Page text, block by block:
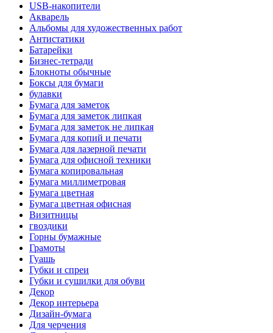
USB-накопители
Акварель
Альбомы для художественных работ
Антистатики
Батарейки
Бизнес-тетради
Блокноты обычные
Боксы для бумаги
булавки
Бумага для заметок
Бумага для заметок липкая
Бумага для заметок не липкая
Бумага для копий и печати
Бумага для лазерной печати
Бумага для офисной техники
Бумага копировальная
Бумага миллиметровая
Бумага цветная
Бумага цветная офисная
Визитницы
гвоздики
Горны бумажные
Грамоты
Гуашь
Губки и спреи
Губки и сушилки для обуви
Декор
Декор интерьера
Дизайн-бумага
Для черчения